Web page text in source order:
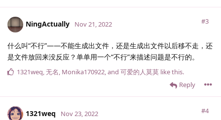
NingActually #3
Nov 21, 2022
什么叫“不行”——不能生成出文件，还是生成出文件以后移不走，还
是文件放回来没反应？单单用一个“不行”来描述问题是不行的。
Reply
1321weq,无名, Monika170922, and 可爱的人莫莫 like this.
1321weq #4
Nov 23, 2022